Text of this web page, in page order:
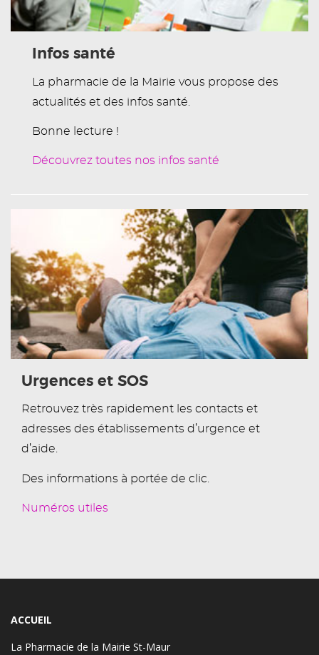
Infos santé
La pharmacie de la Mairie vous propose des
actualités et des infos santé.
Bonne lecture !
Découvrez toutes nos infos santé
Urgences et SOS
Retrouvez très rapidement les contacts et
adresses des établissements d’urgence et
d’aide.
Des informations à portée de clic.
Numéros utiles
ACCUEIL
La Pharmacie de la Mairie St-Maur